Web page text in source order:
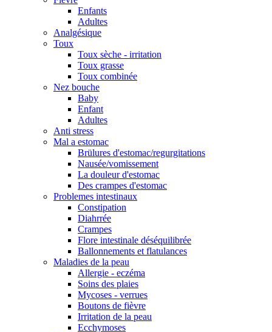
Enfants
Adultes
Analgésique
Toux
Toux sèche - irritation
Toux grasse
Toux combinée
Nez bouche
Baby
Enfant
Adultes
Anti stress
Mal a estomac
Brülures d'estomac/regurgitations
Nausée/vomissement
La douleur d'estomac
Des crampes d'estomac
Problemes intestinaux
Constipation
Diahrrée
Crampes
Flore intestinale déséquilibrée
Ballonnements et flatulances
Maladies de la peau
Allergie - eczéma
Soins des plaies
Mycoses - verrues
Boutons de fièvre
Irritation de la peau
Ecchymoses